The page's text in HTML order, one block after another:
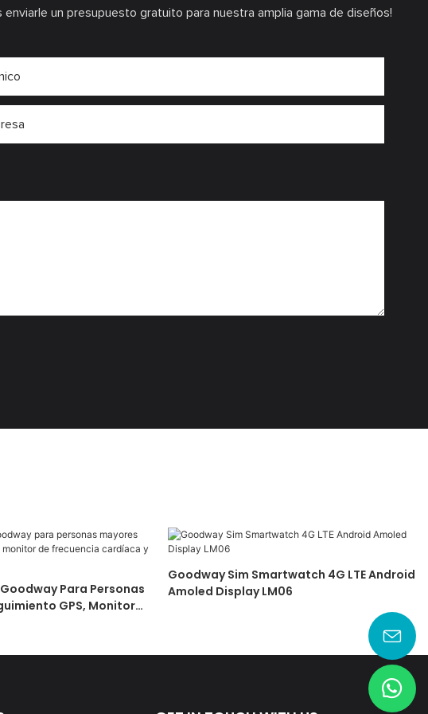
un presupuesto gratuito para nuestra amplia gama de diseños!
Para Personas
GPS, Monitor
Goodway Sim Smartwatch 4G LTE Android
Amoled Display LM06